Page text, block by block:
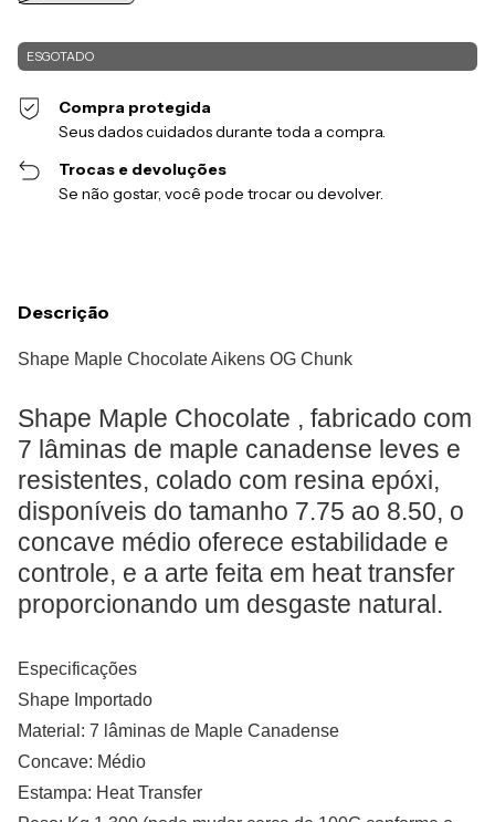
Compra protegida
Seus dados cuidados durante toda a compra.
Trocas e devoluções
Se não gostar, você pode trocar ou devolver.
Descrição
Shape Maple Chocolate Aikens OG Chunk
Shape Maple Chocolate , fabricado com
7 lâminas de maple canadense leves e
resistentes, colado com resina epóxi,
disponíveis do tamanho 7.75 ao 8.50, o
concave médio oferece estabilidade e
controle, e a arte feita em heat transfer
proporcionando um desgaste natural.
Especificações
Shape Importado
Material: 7 lâminas de Maple Canadense
Concave: Médio
Estampa: Heat Transfer